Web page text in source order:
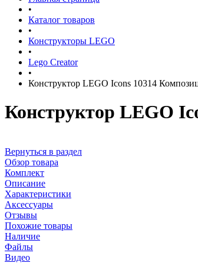
•
Каталог товаров
•
Конструкторы LEGO
•
Lego Creator
•
Конструктор LEGO Icons 10314
Конструктор LEGO
Вернуться в раздел
Обзор товара
Комплект
Описание
Характеристики
Аксессуары
Отзывы
Похожие товары
Наличие
Файлы
Видео